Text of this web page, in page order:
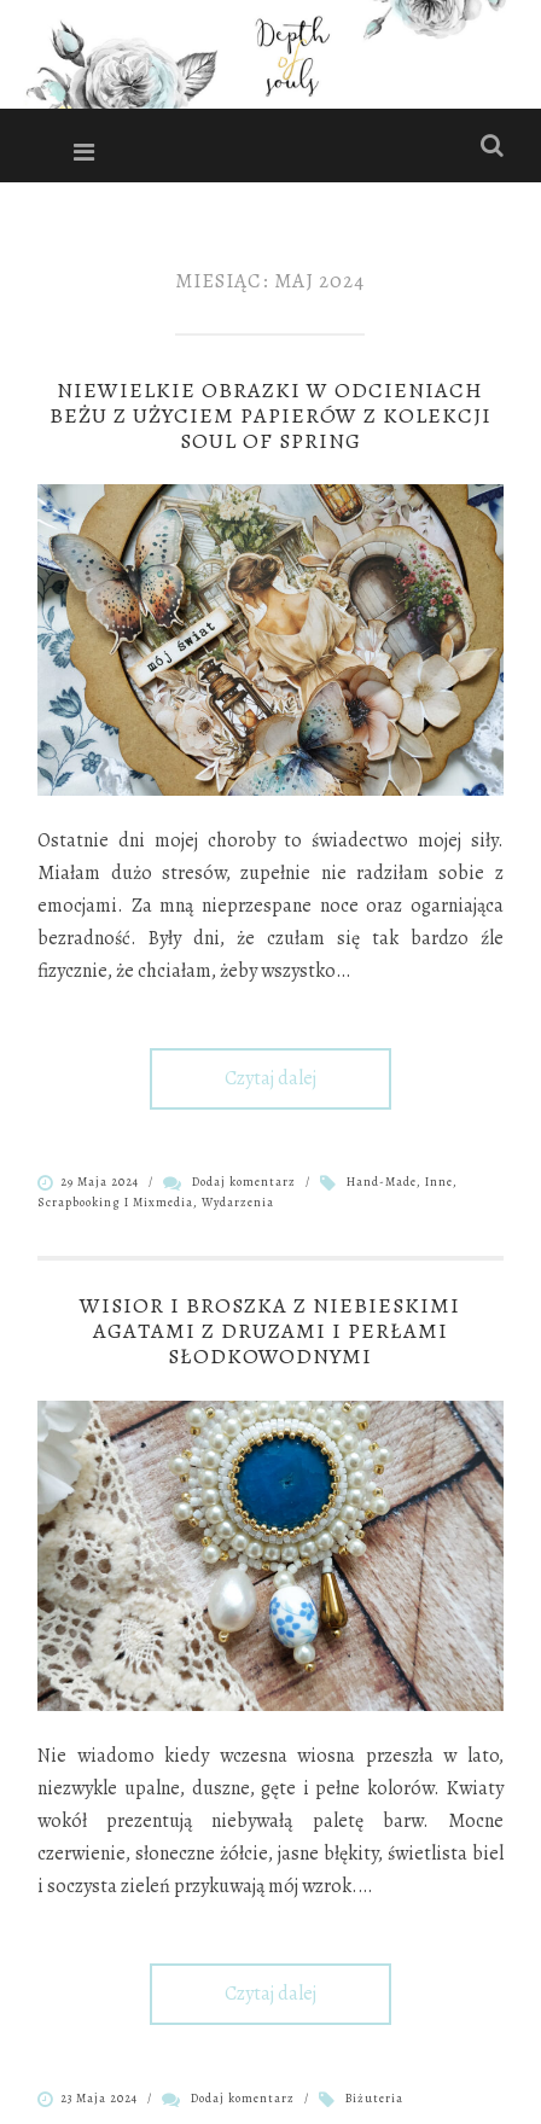
DEPTH
Miejsce pełne
Menu
MIESIĄC: MAJ 2024
NIEWIELKIE OBRAZKI W ODCIENIACH
BEŻU Z UŻYCIEM PAPIERÓW Z KOLEKCJI
SOUL OF SPRING
Ostatnie dni mojej choroby to świadectwo mojej siły.
Miałam dużo stresów, zupełnie nie radziłam sobie z
emocjami. Za mną nieprzespane noce oraz ogarniająca
bezradność. Były dni, że czułam się tak bardzo źle
fizycznie, że chciałam, żeby wszystko…
Czytaj dalej
29 Maja 2024 / Dodaj komentarz / Hand-Made,Inne,
Scrapbooking I Mixmedia,Wydarzenia
WISIOR I BROSZKA Z NIEBIESKIMI
AGATAMI Z DRUZAMI I PERŁAMI
SŁODKOWODNYMI
Nie wiadomo kiedy wczesna wiosna przeszła w lato,
niezwykle upalne, duszne, gęte i pełne kolorów. Kwiaty
wokół prezentują niebywałą paletę barw. Mocne
czerwienie, słoneczne żółcie, jasne błękity, świetlista biel
i soczysta zieleń przykuwają mój wzrok.…
Czytaj dalej
23 Maja 2024 / Dodaj komentarz / Biżuteria